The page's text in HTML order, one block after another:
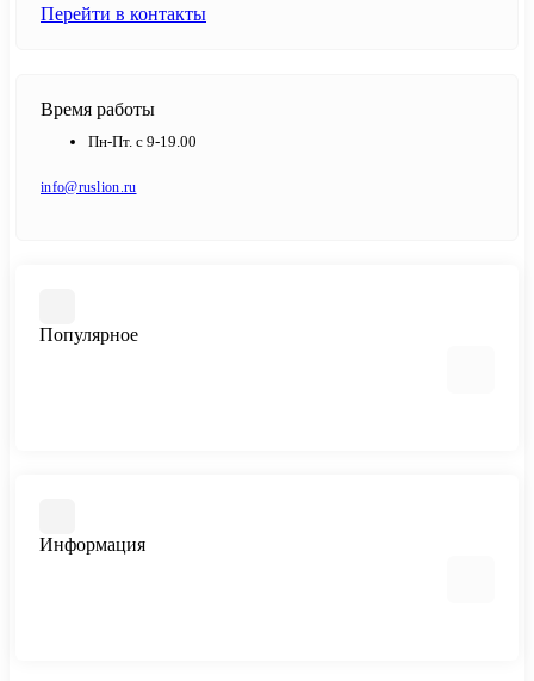
Перейти в контакты
Время работы
Пн-Пт. с 9-19.00
info@ruslion.ru
Популярное
Информация